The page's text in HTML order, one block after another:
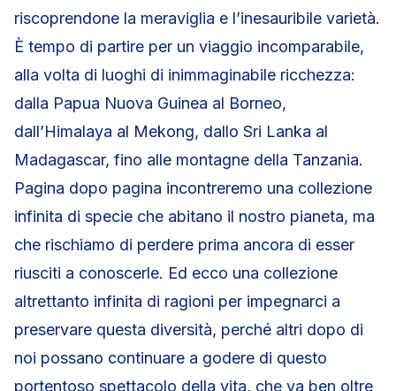
riscoprendone la meraviglia e l’inesauribile varietà.
È tempo di partire per un viaggio incomparabile,
alla volta di luoghi di inimmaginabile ricchezza:
dalla Papua Nuova Guinea al Borneo,
dall’Himalaya al Mekong, dallo Sri Lanka al
Madagascar, fino alle montagne della Tanzania.
Pagina dopo pagina incontreremo una collezione
infinita di specie che abitano il nostro pianeta, ma
che rischiamo di perdere prima ancora di esser
riusciti a conoscerle. Ed ecco una collezione
altrettanto infinita di ragioni per impegnarci a
preservare questa diversità, perché altri dopo di
noi possano continuare a godere di questo
portentoso spettacolo della vita, che va ben oltre